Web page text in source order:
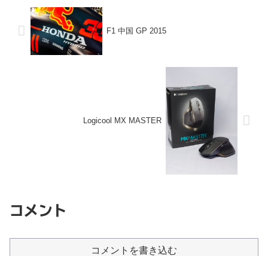
F1 中国 GP 2015
Logicool MX MASTER
コメント
コメントを書き込む